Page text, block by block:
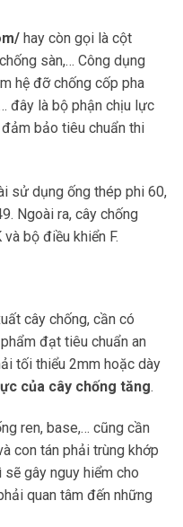
hay còn gọi là cột
sàn,… Công dụng
hệ đỡ chống cốp pha
đây là bộ phận chịu lực
bảo tiêu chuẩn thi
sử dụng ống thép phi 60,
Ngoài ra, cây chống
bộ điều khiển F.
cây chống, cần có
đạt tiêu chuẩn an
tối thiểu 2mm hoặc dày
của cây chống tăng.
ren, base,… cũng cần
con tán phải trùng khớp
gây nguy hiểm cho
quan tâm đến những